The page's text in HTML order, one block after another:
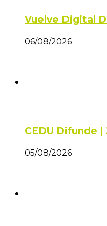
Vuelve Digital
06/08/2026
CEDU Difunde
05/08/2026